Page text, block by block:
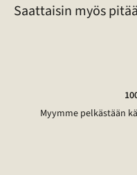
Saattaisin myös
Myymme pelkästään